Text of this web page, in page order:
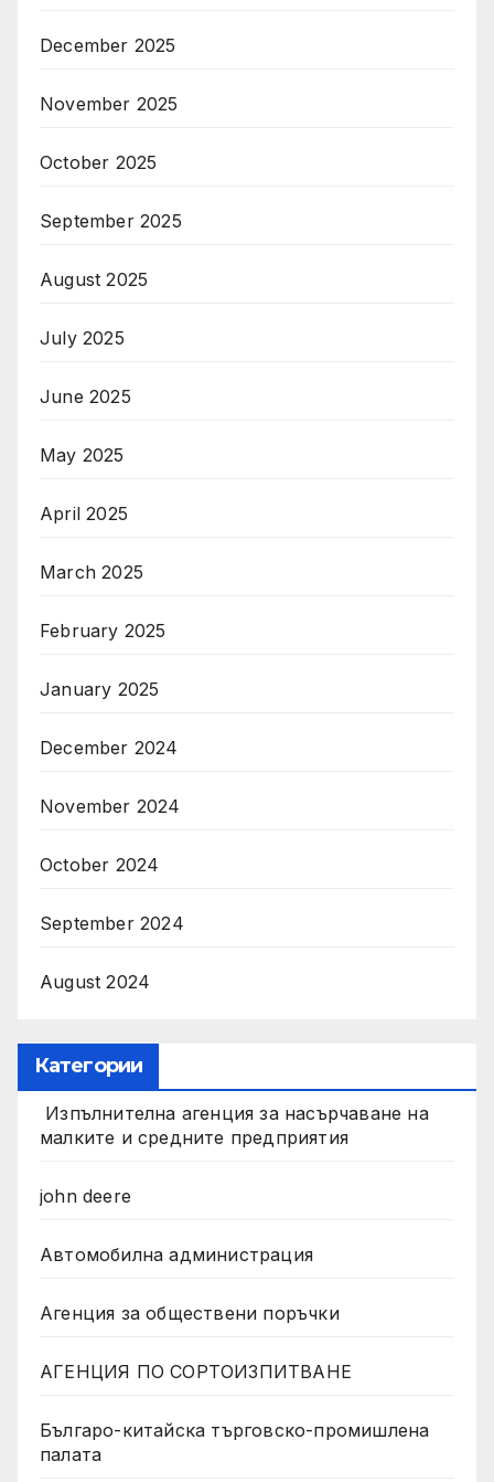
December 2025
November 2025
October 2025
September 2025
August 2025
July 2025
June 2025
May 2025
April 2025
March 2025
February 2025
January 2025
December 2024
November 2024
October 2024
September 2024
August 2024
Категории
Изпълнителна агенция за насърчаване на
малките и средните предприятия
john deere
Автомобилна администрация
Агенция за обществени поръчки
АГЕНЦИЯ ПО СОРТОИЗПИТВАНЕ
Българо-китайска търговско-промишлена
палата